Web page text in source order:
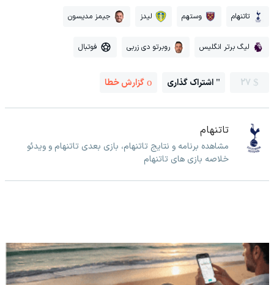
تاتنهام وستهم لیدز جیمز مدیسون
لیگ برتر انگلیس روبرتو دی زربی فوتبال
27 اشتراک گذاری گزارش خطا
تاتنهام
مشاهده برنامه و نتایج تاتنهام، بازی بعدی تاتنهام و ویدئو
خلاصه بازی های تاتنهام